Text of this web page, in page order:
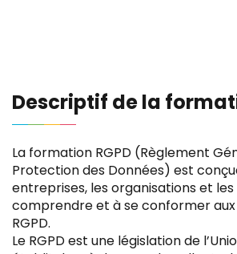
Descriptif de la
La formation RGPD (Règlement
Protection des Données) est
entreprises, les organisations et
comprendre et à se conformer aux
RGPD.
Le RGPD est une législation de